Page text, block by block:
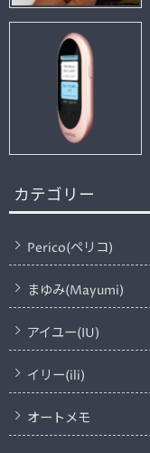
カテゴリー
Perico(ペリコ)
まゆみ(Mayumi)
アイユー(IU)
イリー(ili)
オートメモ